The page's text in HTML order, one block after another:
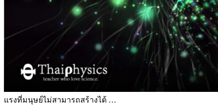
แรงที่มนุษย์ไม่สามารถสร้างได้ …